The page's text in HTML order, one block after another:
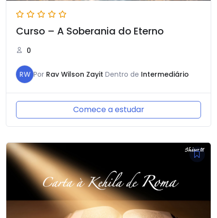
Curso – A Soberania do Eterno
0
RW Por Rav Wilson Zayit Dentro de Intermediário
Comece a estudar